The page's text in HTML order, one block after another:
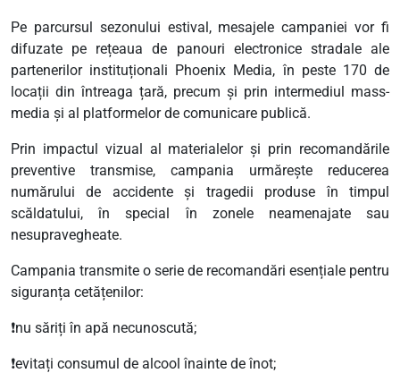
Pe parcursul sezonului estival, mesajele campaniei vor fi
difuzate pe rețeaua de panouri electronice stradale ale
partenerilor instituționali Phoenix Media, în peste 170 de
locații din întreaga țară, precum și prin intermediul mass-
media și al platformelor de comunicare publică.
Prin impactul vizual al materialelor și prin recomandările
preventive transmise, campania urmărește reducerea
numărului de accidente și tragedii produse în timpul
scăldatului, în special în zonele neamenajate sau
nesupravegheate.
Campania transmite o serie de recomandări esențiale pentru
siguranța cetățenilor:
❗nu săriți în apă necunoscută;
❗evitați consumul de alcool înainte de înot;